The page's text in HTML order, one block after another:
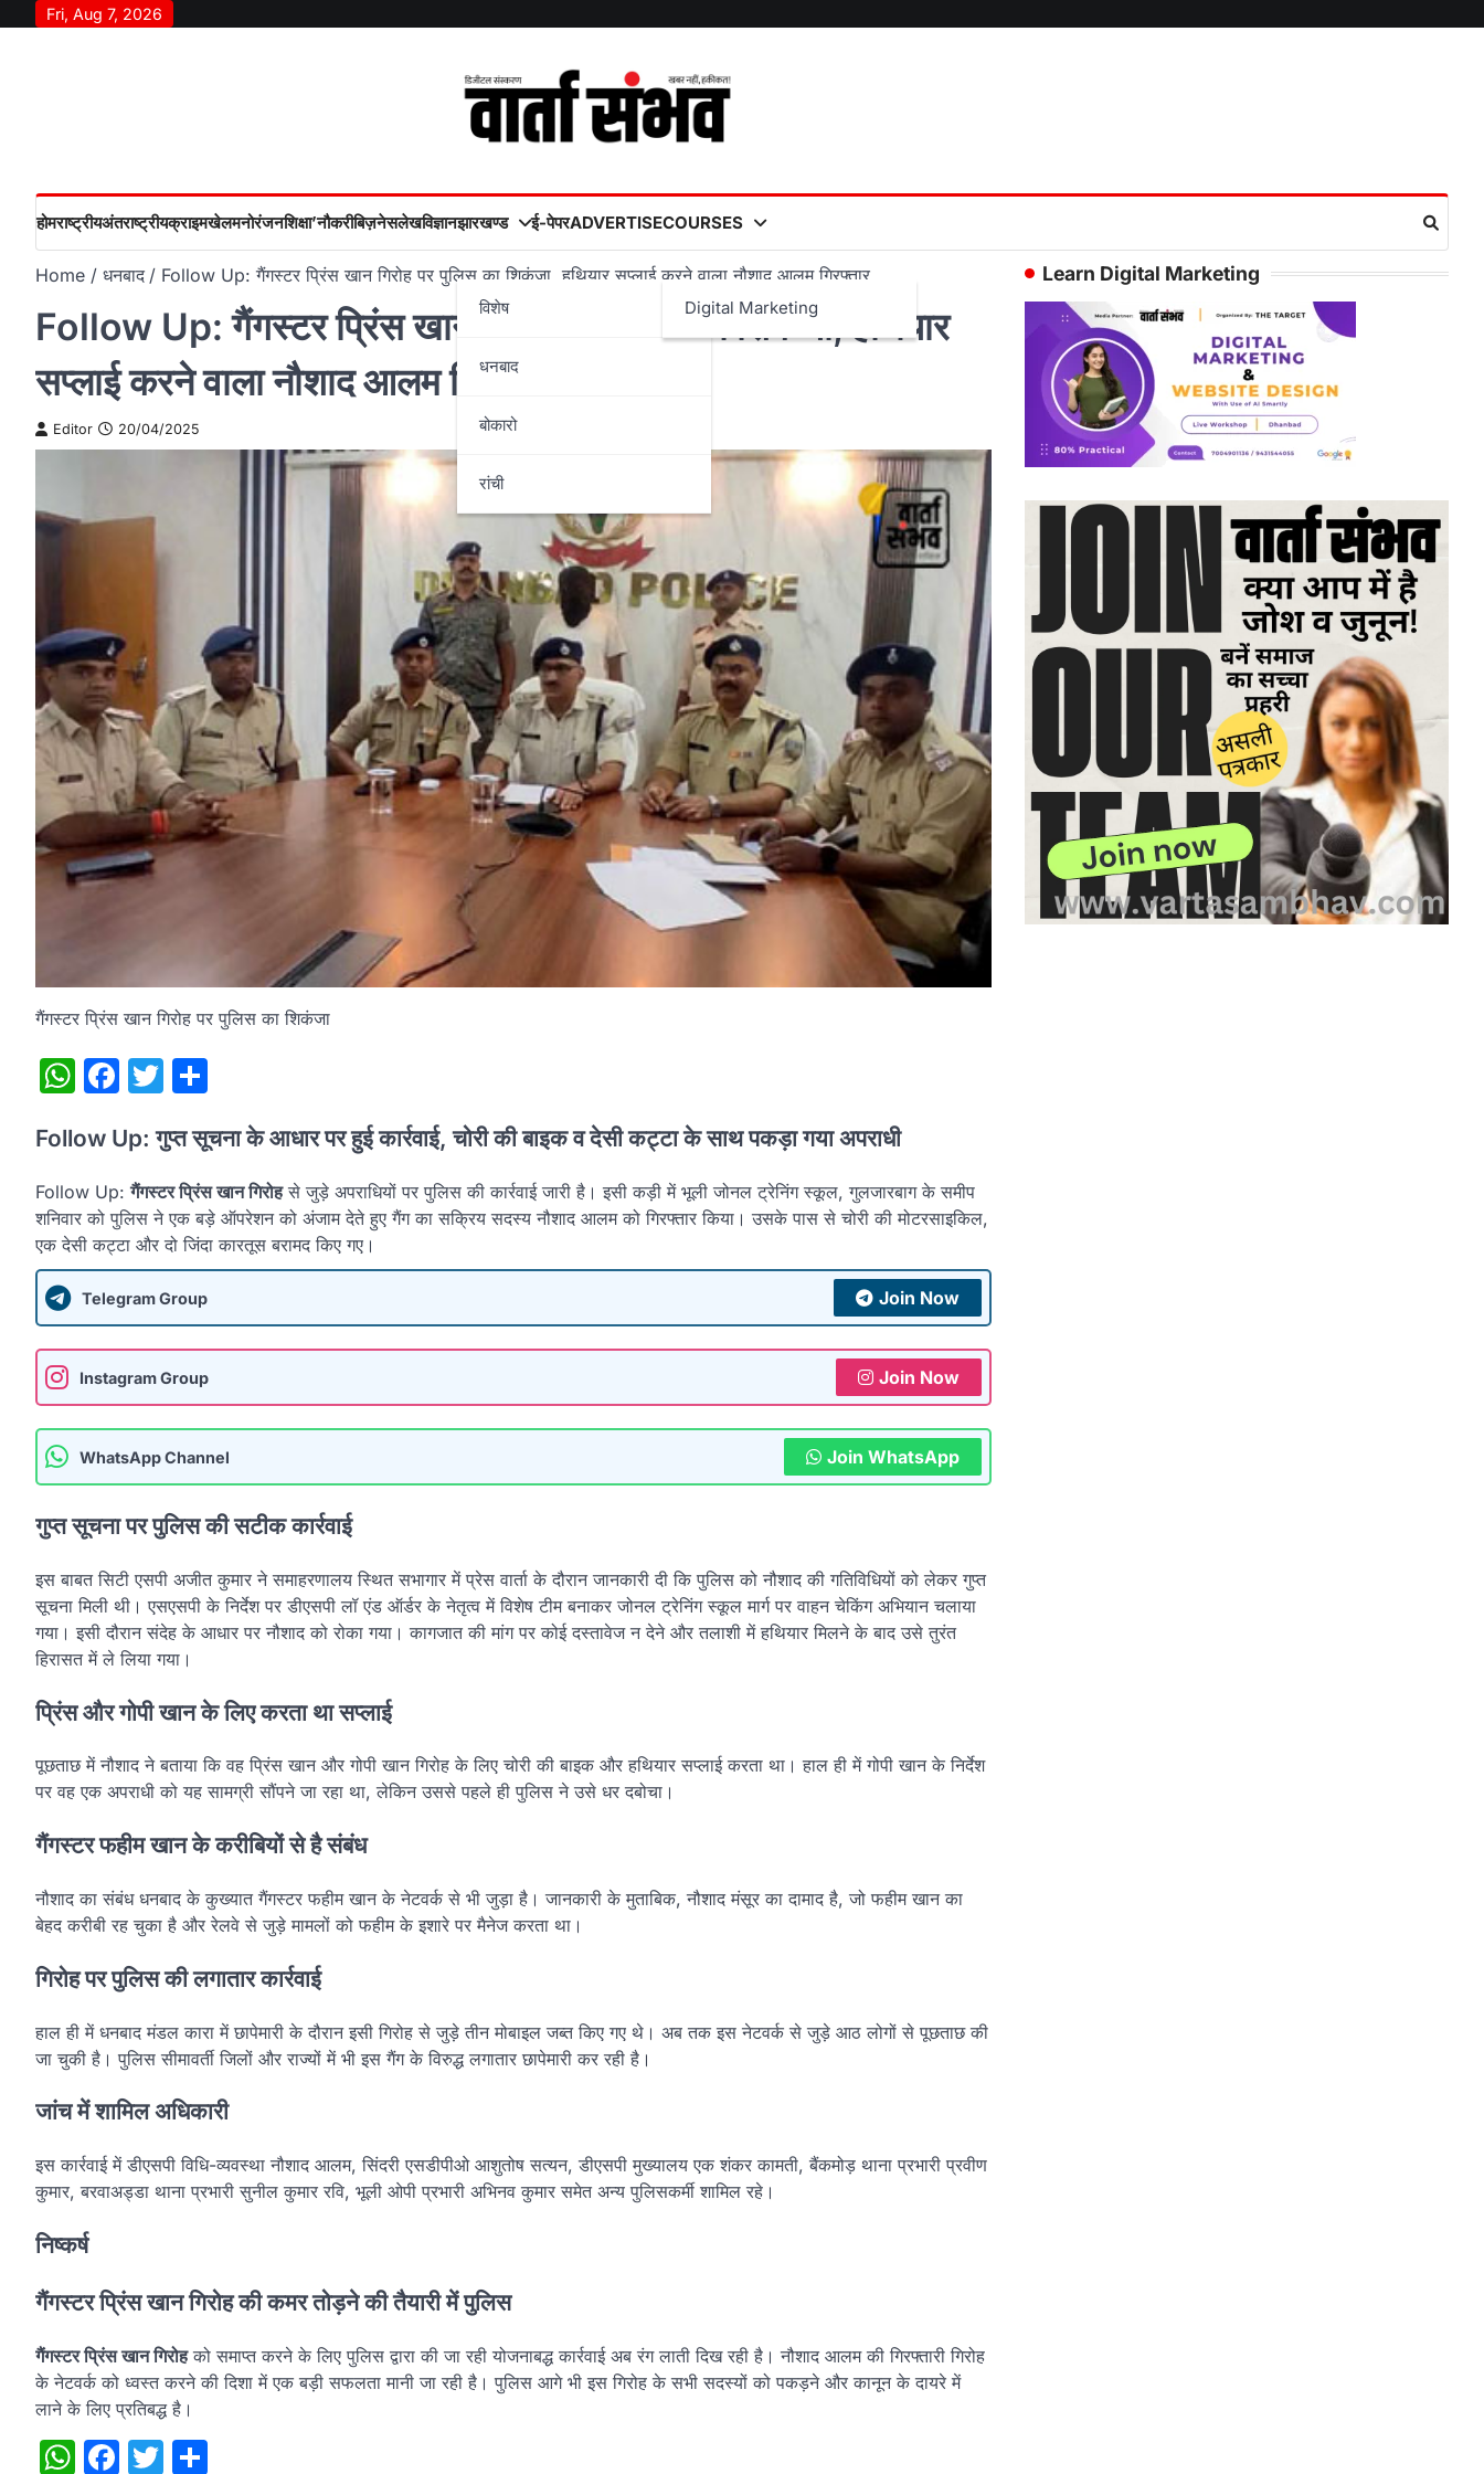
Fri, Aug 7, 2026
होमराष्‍ट्रीयअंतराष्‍ट्रीयक्राइमखेलमनोरंजनशिक्षा’नौकरीबिज़नेसलेखविज्ञानझारखण्ड
विशेष
धनबाद
बोकारो
रांची
ई-पेपरADVERTISECOURSES
Digital Marketing
Home धनबाद Follow Up: गैंगस्टर प्रिंस खान गिरोह पर पुलिस का शिकंजा, हथियार सप्लाई करने वाला नौशाद आलम गिरफ्तार
Follow Up: गैंगस्टर प्रिंस खान गिरोह पर पुलिस का शिकंजा, हथियार
सप्लाई करने वाला नौशाद आलम गिरफ्तार
Editor 20/04/2025
गैंगस्टर प्रिंस खान गिरोह पर पुलिस का शिकंजा
WhatsApp
Facebook
Twitter
Follow Up: गुप्त सूचना के आधार पर हुई कार्रवाई, चोरी की बाइक व देसी कट्टा के साथ पकड़ा गया अपराधी
Follow Up:गैंगस्टर प्रिंस खान गिरोहसे जुड़े अपराधियों पर पुलिस की कार्रवाई जारी है। इसी कड़ी में भूली जोनल ट्रेनिंग स्कूल, गुलजारबाग के समीप
शनिवार को पुलिस ने एक बड़े ऑपरेशन को अंजाम देते हुए गैंग का सक्रिय सदस्य नौशाद आलम को गिरफ्तार किया। उसके पास से चोरी की मोटरसाइकिल,
एक देसी कट्टा और दो जिंदा कारतूस बरामद किए गए।
Telegram Group Join Now
Instagram Group Join Now
WhatsApp Channel Join WhatsApp
गुप्त सूचना पर पुलिस की सटीक कार्रवाई
इस बाबत सिटी एसपी अजीत कुमार ने समाहरणालय स्थित सभागार में प्रेस वार्ता के दौरान जानकारी दी कि पुलिस को नौशाद की गतिविधियों को लेकर गुप्त
सूचना मिली थी। एसएसपी के निर्देश पर डीएसपी लॉ एंड ऑर्डर के नेतृत्व में विशेष टीम बनाकर जोनल ट्रेनिंग स्कूल मार्ग पर वाहन चेकिंग अभियान चलाया
गया। इसी दौरान संदेह के आधार पर नौशाद को रोका गया। कागजात की मांग पर कोई दस्तावेज न देने और तलाशी में हथियार मिलने के बाद उसे तुरंत
हिरासत में ले लिया गया।
प्रिंस और गोपी खान के लिए करता था सप्लाई
पूछताछ में नौशाद ने बताया कि वह प्रिंस खान और गोपी खान गिरोह के लिए चोरी की बाइक और हथियार सप्लाई करता था। हाल ही में गोपी खान के निर्देश
पर वह एक अपराधी को यह सामग्री सौंपने जा रहा था, लेकिन उससे पहले ही पुलिस ने उसे धर दबोचा।
गैंगस्टर फहीम खान के करीबियों से है संबंध
नौशाद का संबंध धनबाद के कुख्यात गैंगस्टर फहीम खान के नेटवर्क से भी जुड़ा है। जानकारी के मुताबिक, नौशाद मंसूर का दामाद है, जो फहीम खान का
बेहद करीबी रह चुका है और रेलवे से जुड़े मामलों को फहीम के इशारे पर मैनेज करता था।
गिरोह पर पुलिस की लगातार कार्रवाई
हाल ही में धनबाद मंडल कारा में छापेमारी के दौरान इसी गिरोह से जुड़े तीन मोबाइल जब्त किए गए थे। अब तक इस नेटवर्क से जुड़े आठ लोगों से पूछताछ की
जा चुकी है। पुलिस सीमावर्ती जिलों और राज्यों में भी इस गैंग के विरुद्ध लगातार छापेमारी कर रही है।
जांच में शामिल अधिकारी
इस कार्रवाई में डीएसपी विधि-व्यवस्था नौशाद आलम, सिंदरी एसडीपीओ आशुतोष सत्यन, डीएसपी मुख्यालय एक शंकर कामती, बैंकमोड़ थाना प्रभारी प्रवीण
कुमार, बरवाअड्डा थाना प्रभारी सुनील कुमार रवि, भूली ओपी प्रभारी अभिनव कुमार समेत अन्य पुलिसकर्मी शामिल रहे।
निष्कर्ष
गैंगस्टर प्रिंस खान गिरोह की कमर तोड़ने की तैयारी में पुलिस
गैंगस्टर प्रिंस खान गिरोहको समाप्त करने के लिए पुलिस द्वारा की जा रही योजनाबद्ध कार्रवाई अब रंग लाती दिख रही है। नौशाद आलम की गिरफ्तारी गिरोह
के नेटवर्क को ध्वस्त करने की दिशा में एक बड़ी सफलता मानी जा रही है। पुलिस आगे भी इस गिरोह के सभी सदस्यों को पकड़ने और कानून के दायरे में
लाने के लिए प्रतिबद्ध है।
WhatsApp
Facebook
Twitter
Learn Digital Marketing